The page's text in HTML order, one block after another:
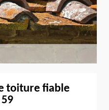
toiture fiable